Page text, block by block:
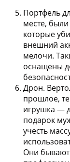
Портфель
месте,
которые
внешний
мелочи.
оснащены
Дрон.
прошлое,
игрушка —
подарок
учесть
Они